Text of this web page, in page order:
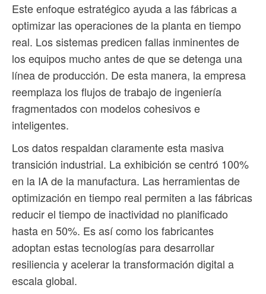
Este enfoque estratégico ayuda a las fábricas a
optimizar las operaciones de la planta en tiempo
real. Los sistemas predicen fallas inminentes de
los equipos mucho antes de que se detenga una
línea de producción. De esta manera, la empresa
reemplaza los flujos de trabajo de ingeniería
fragmentados con modelos cohesivos e
inteligentes.
Los datos respaldan claramente esta masiva
transición industrial. La exhibición se centró 100%
en la IA de la manufactura. Las herramientas de
optimización en tiempo real permiten a las fábricas
reducir el tiempo de inactividad no planificado
hasta en 50%. Es así como los fabricantes
adoptan estas tecnologías para desarrollar
resiliencia y acelerar la transformación digital a
escala global.